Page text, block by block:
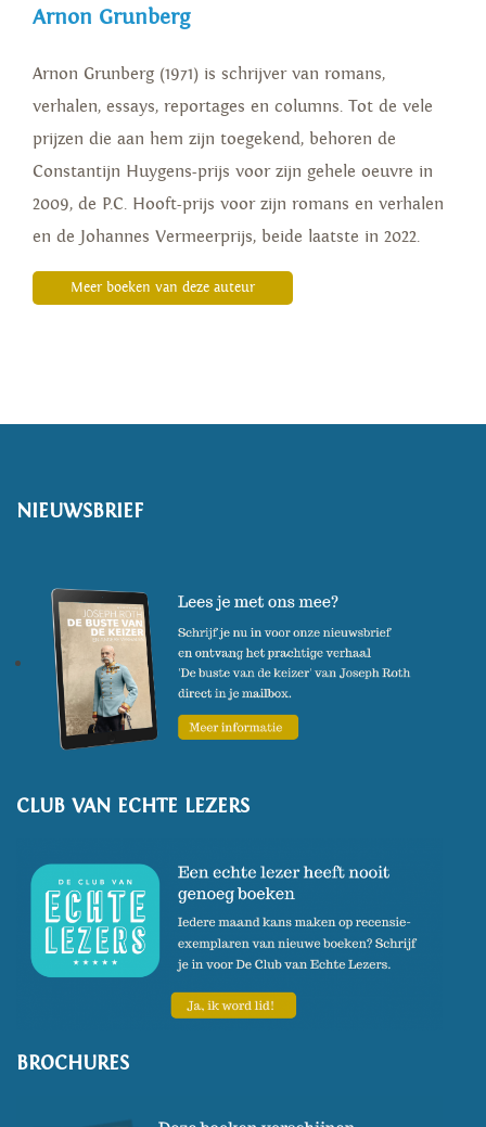
Arnon Grunberg
Arnon Grunberg (1971) is schrijver van romans,
verhalen, essays, reportages en columns. Tot de vele
prijzen die aan hem zijn toegekend, behoren de
Constantijn Huygens-prijs voor zijn gehele oeuvre in
2009, de P.C. Hooft-prijs voor zijn romans en verhalen
en de Johannes Vermeerprijs, beide laatste in 2022.
Meer boeken van deze auteur
NIEUWSBRIEF
CLUB VAN ECHTE LEZERS
BROCHURES